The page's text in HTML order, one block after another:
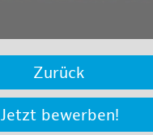
Zurück
Jetzt bewerben!